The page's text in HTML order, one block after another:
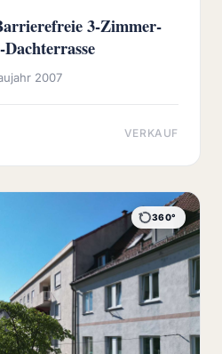
3-Zimmer-
2007
VERKAUF
360°